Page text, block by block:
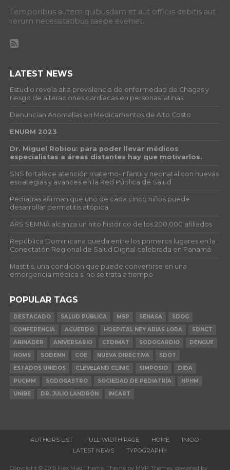
Temporibus autem quibusdam et aut officiis debitis aut
rerum necessitatibus saepe eveniet.
LATEST NEWS
Estudio revela alta prevalencia de enfermedad de Chagas y
riesgo de alteraciones cardíacas en personas latinas
Denuncian Anomalías en Medicamentos de Alto Costo
ENURM 2023
Dr. Miguel Robiou: para poder llevar médicos
especialistas a áreas distantes hay que motivarlos.
SNS fortalece atención materno-infantil y neonatal con nuevas
estrategias y avances en la Red Pública de Salud
Pediatras afirman que uno de cada cinco niños puede
desarrollar dermatitis atópica
ARS SEMMA alcanza un hito histórico de los 200,000 afiliados
República Dominicana queda entre los primeros lugares en la
Conectatón Regional de Salud Digital celebrada en Panamá
Mastitis, una condición que puede convertirse en una
emergencia médica si no se trata a tiempo
POPULAR TAGS
DESTACADO SALUD PÚBLICA MSP SENASA
SDOG
CONFERENCIA
ACUERDO HOSPITAL NEY ARIAS LORA
SDNCT
ABINADER
ANIVERSARIO CEDIMAT SODOCARDIO
DENGUE
HOMS
SODENN COE NUEVA DIRECTIVA
SDOT
ESTADOS UNIDOS
CLEVELAND CLINIC SIMPOSIO
DIDA
PUCMM
SODOGASTRO SOCIEDAD DE PEDIATRÍA
HPHM
UNIBE
DR. JULIO LANDRÓN INCART
AUTHORS LIST FULL-WIDTH PAGE HOME
INICIO
LATEST NEWS
TYPOGRAPHY
Copyright © 2015 Flex Mag Theme. Theme by MVP Themes, powered by